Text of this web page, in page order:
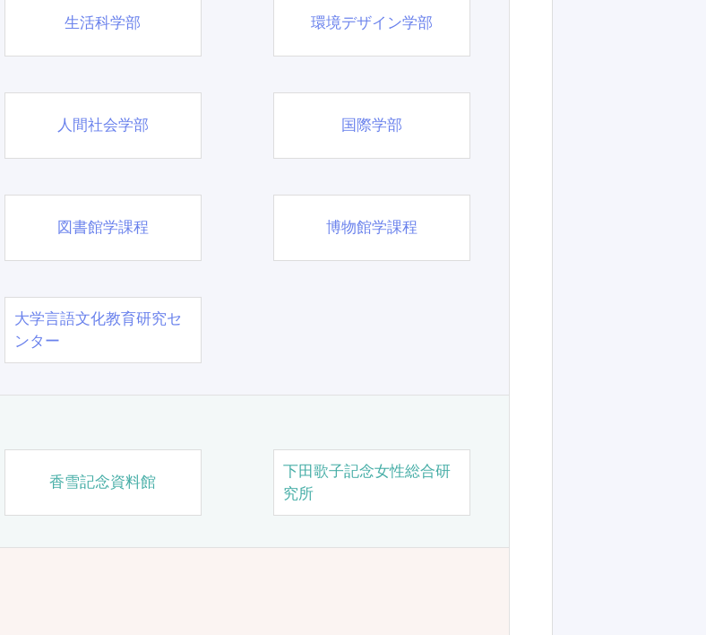
生活科学部 環境デザイン学部
人間社会学部 国際学部
図書館学課程 博物館学課程
大学言語文化教育研究セ
ンター
香雪記念資料館
下田歌子記念女性総合研
究所